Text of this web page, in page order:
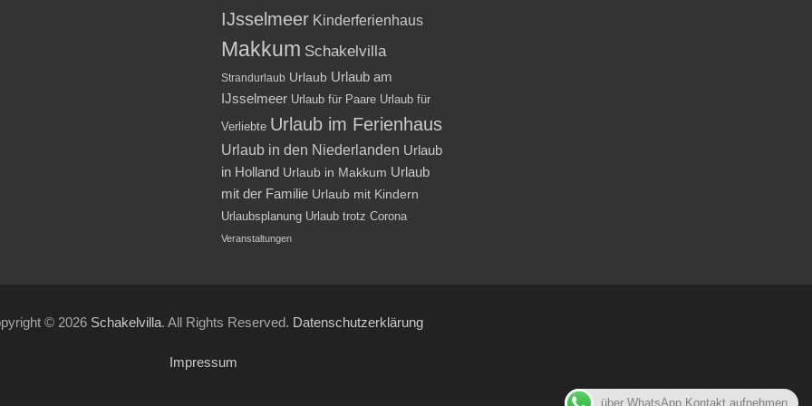
IJsselmeer Kinderferienhaus
Makkum Schakelvilla
Strandurlaub Urlaub Urlaub am
IJsselmeer Urlaub für Paare Urlaub für
Verliebte Urlaub im Ferienhaus
Urlaub in den Niederlanden Urlaub
in Holland Urlaub in Makkum Urlaub
mit der Familie Urlaub mit Kindern
Urlaubsplanung Urlaub trotz Corona
Veranstaltungen
© 2026 Schakelvilla. All Rights Reserved. Datenschutzerklärung
Impressum
über WhatsApp Kontakt aufnehmen